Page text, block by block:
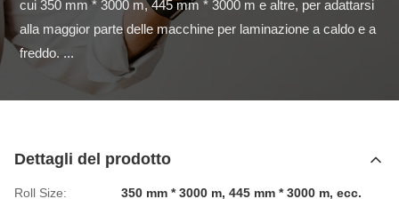
cui 350 mm * 3000 m, 445 mm * 3000 m e altre, per adattarsi
alla maggior parte delle macchine per laminazione a caldo e a
freddo. ...
Dettagli del prodotto
Roll Size:
350 mm * 3000 m, 445 mm * 3000 m, ecc.